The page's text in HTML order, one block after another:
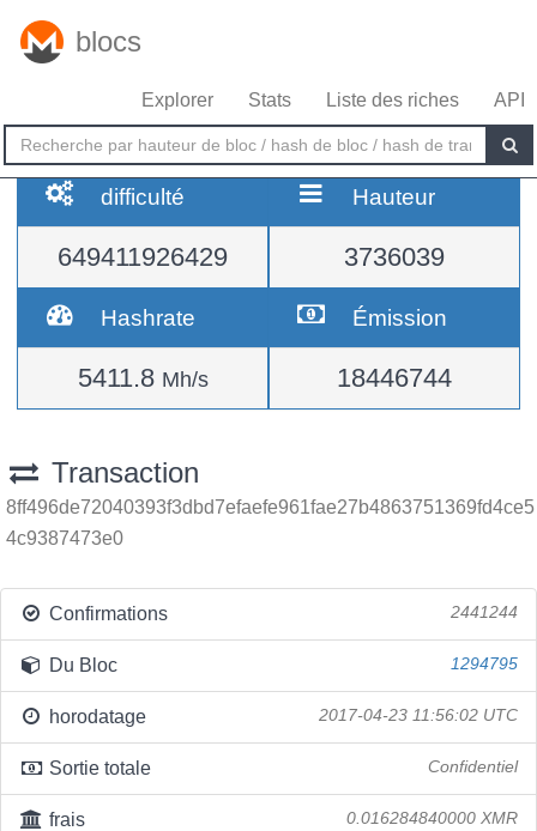
blocs
Explorer Stats Liste des riches API
difficulté
649411926429
Hauteur
3736039
Hashrate
5411.8 Mh/s
Émission
18446744
Transaction
8ff496de72040393f3dbd7efaefe961fae27b4863751369fd4ce5
4c9387473e0
Confirmations 2441244
Du Bloc 1294795
horodatage 2017-04-23 11:56:02 UTC
Sortie totale Confidentiel
frais 0.016284840000 XMR